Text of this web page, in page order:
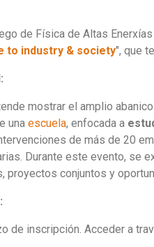
de Física de Altas
to industry & society", que
mostrar el amplio
una escuela, enfocada a
de más de 20
Durante este evento, se
proyectos conjuntos y
de inscripción. Acceder a